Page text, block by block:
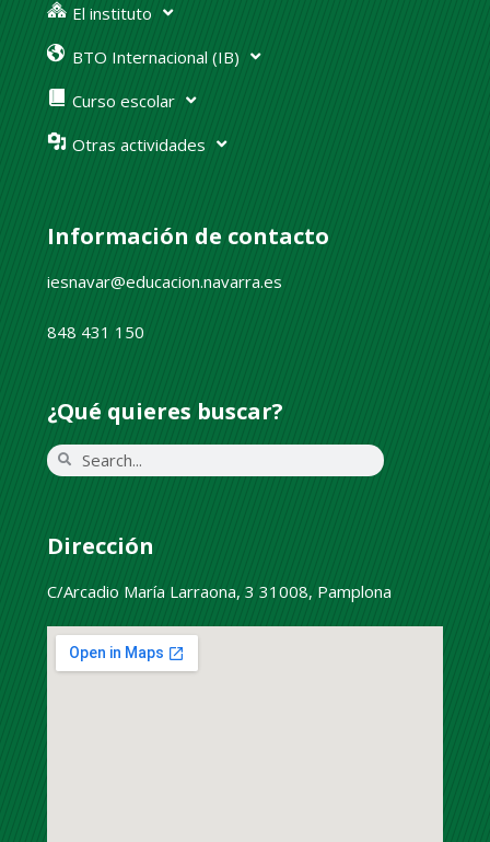
El instituto
BTO Internacional (IB)
Curso escolar
Otras actividades
Información de contacto
iesnavar@educacion.navarra.es
848 431 150
¿Qué quieres buscar?
Dirección
C/Arcadio María Larraona, 3 31008, Pamplona